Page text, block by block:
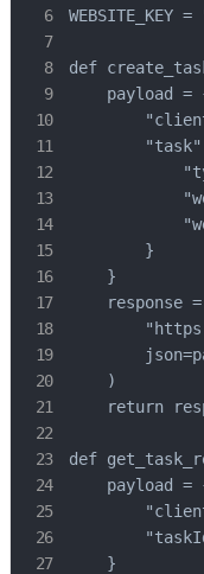
WEBSITE_KEY =
def
payload =
        }
    }
response
    )
return
def
payload =
    }